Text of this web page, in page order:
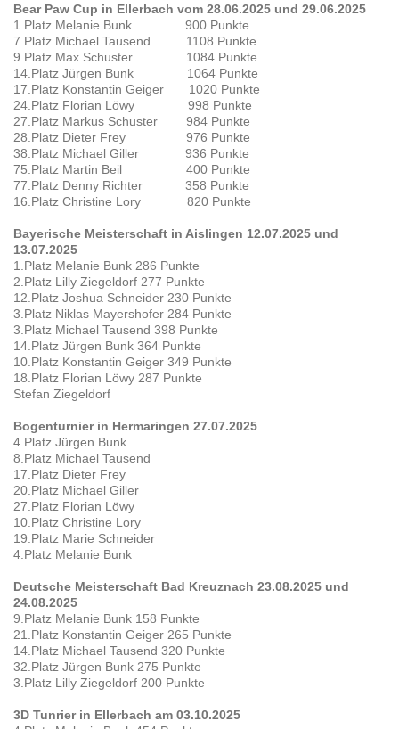
Bear Paw Cup in Ellerbach vom 28.06.2025 und 29.06.2025
1.Platz Melanie Bunk 900 Punkte
7.Platz Michael Tausend 1108 Punkte
9.Platz Max Schuster 1084 Punkte
14.Platz Jürgen Bunk 1064 Punkte
17.Platz Konstantin Geiger 1020 Punkte
24.Platz Florian Löwy 998 Punkte
27.Platz Markus Schuster 984 Punkte
28.Platz Dieter Frey 976 Punkte
38.Platz Michael Giller 936 Punkte
75.Platz Martin Beil 400 Punkte
77.Platz Denny Richter 358 Punkte
16.Platz Christine Lory 820 Punkte
Bayerische Meisterschaft in Aislingen 12.07.2025 und
13.07.2025
1.Platz Melanie Bunk 286 Punkte
2.Platz Lilly Ziegeldorf 277 Punkte
12.Platz Joshua Schneider 230 Punkte
3.Platz Niklas Mayershofer 284 Punkte
3.Platz Michael Tausend 398 Punkte
14.Platz Jürgen Bunk 364 Punkte
10.Platz Konstantin Geiger 349 Punkte
18.Platz Florian Löwy 287 Punkte
Stefan Ziegeldorf
Bogenturnier in Hermaringen 27.07.2025
4.Platz Jürgen Bunk
8.Platz Michael Tausend
17.Platz Dieter Frey
20.Platz Michael Giller
27.Platz Florian Löwy
10.Platz Christine Lory
19.Platz Marie Schneider
4.Platz Melanie Bunk
Deutsche Meisterschaft Bad Kreuznach 23.08.2025 und
24.08.2025
9.Platz Melanie Bunk 158 Punkte
21.Platz Konstantin Geiger 265 Punkte
14.Platz Michael Tausend 320 Punkte
32.Platz Jürgen Bunk 275 Punkte
3.Platz Lilly Ziegeldorf 200 Punkte
3D Tunrier in Ellerbach am 03.10.2025